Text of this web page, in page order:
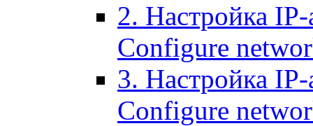
2. Настройка IP-
Configure
3. Настройка
Configure